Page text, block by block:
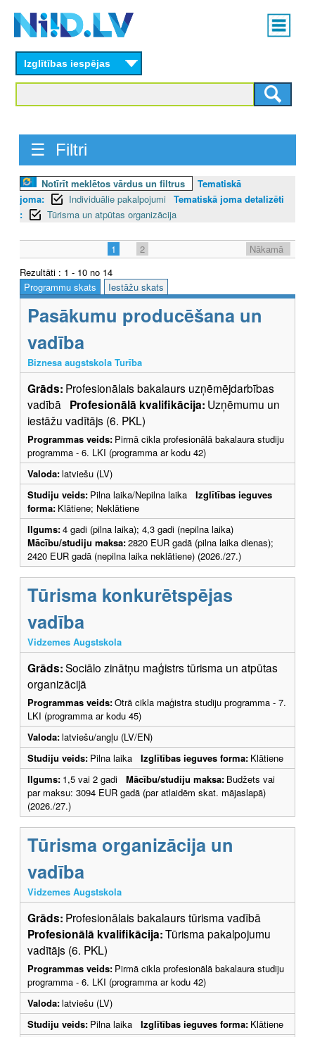
content
Main
menu
Izglītības iespējas
☰ Filtri
Notīrīt meklētos vārdus un filtrus
Tematiskā
joma:
Individuālie pakalpojumi
Tematiskā joma detalizēti
:
Tūrisma un atpūtas organizācija
1 2
Nākamā
Rezultāti : 1 - 10 no 14
Programmu skats
Iestāžu skats
Pasākumu producēšana un
vadība
Biznesa augstskola Turība
Grāds: Profesionālais bakalaurs uzņēmējdarbības
vadībā Profesionālā kvalifikācija: Uzņēmumu un
iestāžu vadītājs (6. PKL)
Programmas veids: Pirmā cikla profesionālā bakalaura studiju
programma - 6. LKI (programma ar kodu 42)
Valoda:latviešu (LV)
Studiju veids: Pilna laika/Nepilna laika Izglītības ieguves
forma: Klātiene; Neklātiene
Ilgums:4 gadi (pilna laika); 4,3 gadi (nepilna laika)
Mācību/studiju maksa:2820 EUR gadā (pilna laika dienas);
2420 EUR gadā (nepilna laika neklātiene) (2026./27.)
Tūrisma konkurētspējas
vadība
Vidzemes Augstskola
Grāds:Sociālo zinātņu maģistrs tūrisma un atpūtas
organizācijā
Programmas veids:Otrā cikla maģistra studiju programma - 7.
LKI (programma ar kodu 45)
Valoda:latviešu/angļu (LV/EN)
Studiju veids: Pilna laika Izglītības ieguves forma: Klātiene
Ilgums: 1,5 vai 2 gadi Mācību/studiju maksa: Budžets vai
par maksu: 3094 EUR gadā (par atlaidēm skat. mājaslapā)
(2026./27.)
Tūrisma organizācija un
vadība
Vidzemes Augstskola
Grāds: Profesionālais bakalaurs tūrisma vadībā
Profesionālā kvalifikācija:Tūrisma pakalpojumu
vadītājs (6. PKL)
Programmas veids: Pirmā cikla profesionālā bakalaura studiju
programma - 6. LKI (programma ar kodu 42)
Valoda:latviešu (LV)
Studiju veids: Pilna laika Izglītības ieguves forma: Klātiene